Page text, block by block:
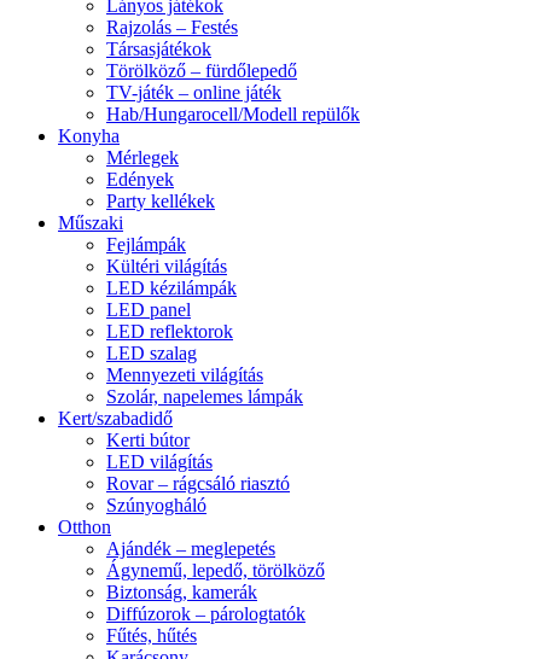
Lányos játékok
Rajzolás – Festés
Társasjátékok
Törölköző – fürdőlepedő
TV-játék – online játék
Hab/Hungarocell/Modell repülők
Konyha
Mérlegek
Edények
Party kellékek
Műszaki
Fejlámpák
Kültéri világítás
LED kézilámpák
LED panel
LED reflektorok
LED szalag
Mennyezeti világítás
Szolár, napelemes lámpák
Kert/szabadidő
Kerti bútor
LED világítás
Rovar – rágcsáló riasztó
Szúnyogháló
Otthon
Ajándék – meglepetés
Ágynemű, lepedő, törölköző
Biztonság, kamerák
Diffúzorok – párologtatók
Fűtés, hűtés